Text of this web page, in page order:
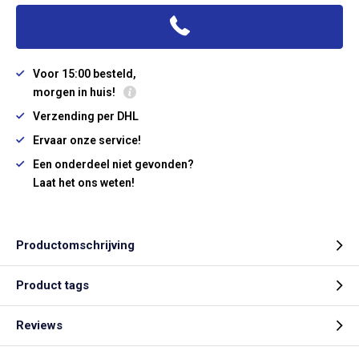
Voor 15:00 besteld,
morgen in huis!
Verzending per DHL
Ervaar onze service!
Een onderdeel niet gevonden?
Laat het ons weten!
Productomschrijving
Product tags
Reviews